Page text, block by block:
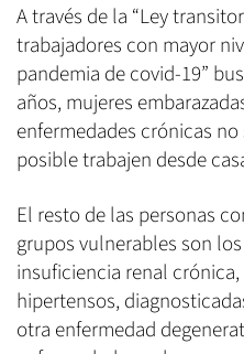
A través de la “Ley
trabajadores con mayor
pandemia de covid-19”
años, mujeres
enfermedades crónicas
posible trabajen desde
El resto de las personas
grupos vulnerables son
insuficiencia renal
hipertensos,
otra enfermedad